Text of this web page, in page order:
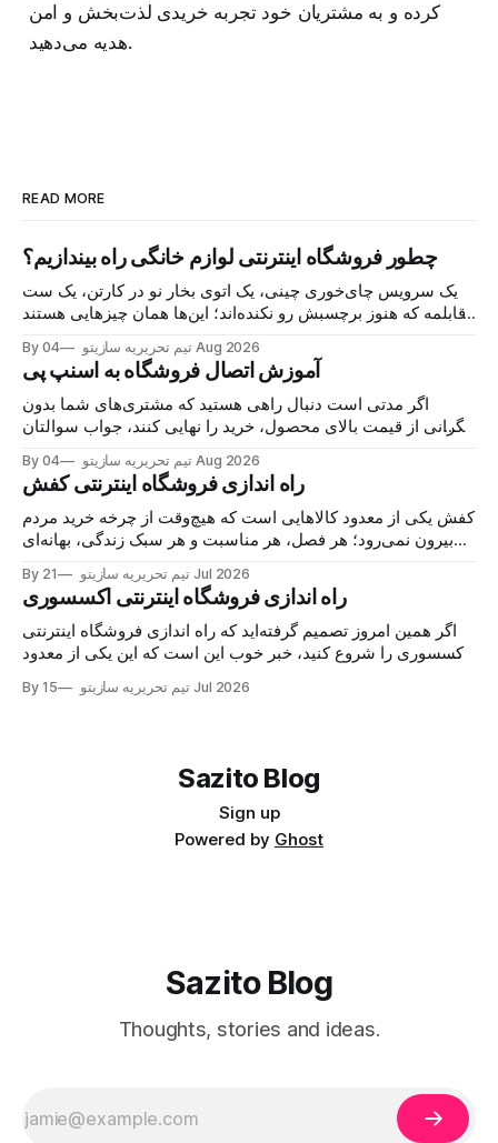
کرده و به مشتریان خود تجربه خریدی لذت‌بخش و امن
هدیه می‌دهید.
READ MORE
چطور فروشگاه اینترنتی لوازم خانگی راه بیندازیم؟
یک سرویس چای‌خوری چینی، یک اتوی بخار نو در کارتن، یک ست
قابلمه که هنوز برچسبش رو نکنده‌اند؛ این‌ها همان چیزهایی هستند
می‌شوند و خریدار پیدا می‌کنند. اما نکته اصلی این نیست
By تیم تحریریه سازیتو 04 Aug 2026
آموزش اتصال فروشگاه به اسنپ پی
اگر مدتی است دنبال راهی هستید که مشتری‌های شما بدون
نگرانی از قیمت بالای محصول، خرید را نهایی کنند، جواب سوالتان
کالا را می‌خرد، هزینه را در چند قسط پرداخت می‌کند و شما همان
لحظه پول
By تیم تحریریه سازیتو 04 Aug 2026
راه اندازی فروشگاه اینترنتی کفش
کفش یکی از معدود کالاهایی است که هیچ‌وقت از چرخه خرید مردم
بیرون نمی‌رود؛ هر فصل، هر مناسبت و هر سبک زندگی، بهانه‌ای
تازه می‌خواهید وارد این بازار شوید، خبر خوب این است
By تیم تحریریه سازیتو 21 Jul 2026
راه اندازی فروشگاه اینترنتی اکسسوری
اگر همین امروز تصمیم گرفته‌اید که راه اندازی فروشگاه اینترنتی
اکسسوری را شروع کنید، خبر خوب این است که این یکی از معدود
درآمدش واقعاً باز است. اکسسوری جزو آن دسته محصولاتی‌ست
By تیم تحریریه سازیتو 15 Jul 2026
Sazito Blog
Sign up
Powered by Ghost
Sazito Blog
Thoughts, stories and ideas.